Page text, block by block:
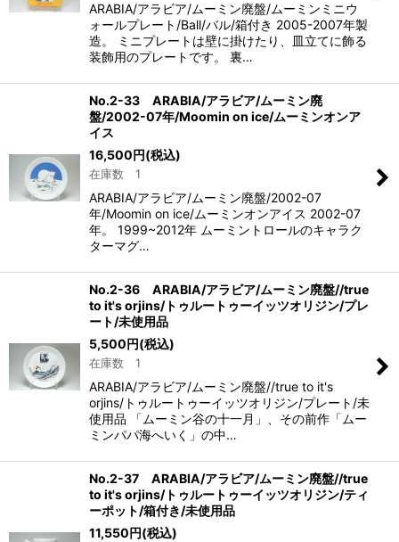
ARABIA/アラビア/ムーミン廃盤/ムーミンミニウ
ォールプレート/Ball/バル/箱付き 2005-2007年製
造。 ミニプレートは壁に掛けたり、皿立てに飾る
装飾用のプレートです。 裏…
No.2-33 ARABIA/アラビア/ムーミン廃
盤/2002-07年/Moomin on ice/ムーミンオンア
イス
16,500円(税込)
在庫数 1
ARABIA/アラビア/ムーミン廃盤/2002-07
年/Moomin on ice/ムーミンオンアイス 2002-07
年。 1999~2012年 ムーミントロールのキャラク
ターマグ…
No.2-36 ARABIA/アラビア/ムーミン廃盤//true
to it's orjins/トゥルートゥーイッツオリジン/プレ
ート/未使用品
5,500円(税込)
在庫数 1
ARABIA/アラビア/ムーミン廃盤//true to it's
orjins/トゥルートゥーイッツオリジン/プレート/未
使用品 「ムーミン谷の十一月」、その前作「ムー
ミンパパ海へいく」の中…
No.2-37 ARABIA/アラビア/ムーミン廃盤//true
to it's orjins/トゥルートゥーイッツオリジン/ティ
ーポット/箱付き/未使用品
11,550円(税込)